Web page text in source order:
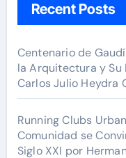
Recent Posts
Centenario de
la Arquitectura y Su
Carlos Julio Heydra
Running Clubs
Comunidad se
Siglo XXI por